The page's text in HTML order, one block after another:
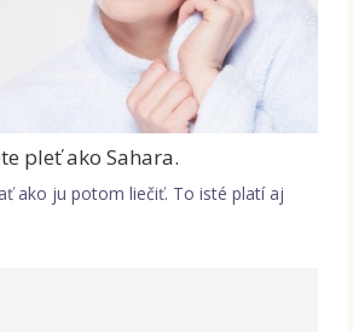
pleť ako Sahara.
ako ju potom liečiť. To isté platí aj